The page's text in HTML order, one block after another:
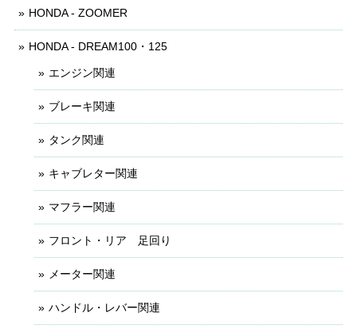
HONDA - ZOOMER
HONDA - DREAM100・125
エンジン関連
ブレーキ関連
タンク関連
キャブレター関連
マフラー関連
フロント・リア 足回り
メーター関連
ハンドル・レバー関連